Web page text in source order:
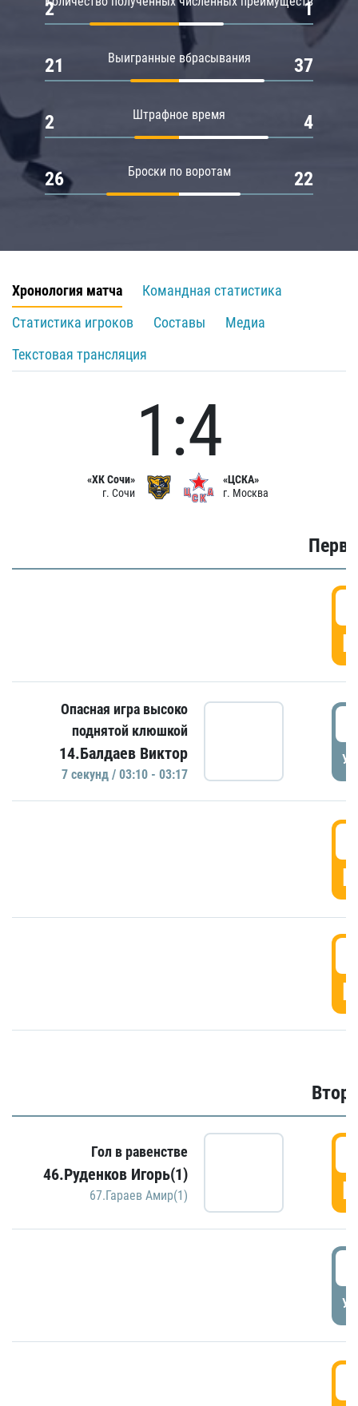
2 1
Выигранные вбрасывания
21 37
Штрафное время
2 4
Броски по воротам
26 22
Хронология матча
Командная статистика
Статистика игроков
Составы
Медиа
Текстовая трансляция
«ХК Сочи»
г. Сочи
1:4
«ЦСКА»
г. Москва
Опасная игра высоко
поднятой клюшкой
14.Балдаев Виктор
7 секунд / 03:10 - 03:17
Гол в равенстве
46.Руденков Игорь(1)
67.Гараев Амир(1)